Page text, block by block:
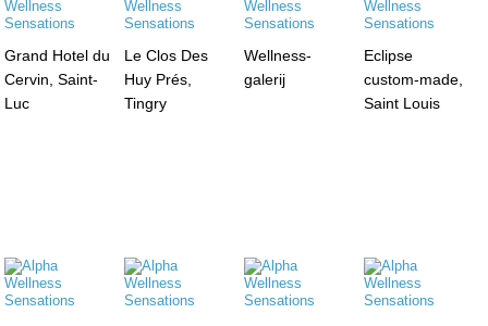
Grand Hotel du
Cervin, Saint-
Luc
Le Clos Des
Huy Prés,
Tingry
Wellness-
galerij
Eclipse
custom-made,
Saint Louis